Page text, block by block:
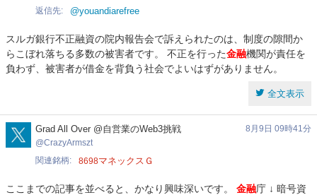
返信先 @youandiarefree
スルガ銀行不正融資の院内報告会で訴えられたのは、制度の隙間か
らこぼれ落ちる多数の被害者です。 不正を行った金融機関が責任を
負わず、被害者が借金を背負う社会でよいはずがありません。
全文表示
CrazyArmszt
Grad All Over @自営業のWeb3挑戦
CrazyArmszt
8月9日 09時41分
関連銘柄 8698マネックスＧ
ここまでの記事を並べると、かなり興味深いです。 金融庁 ↓ 暗号資